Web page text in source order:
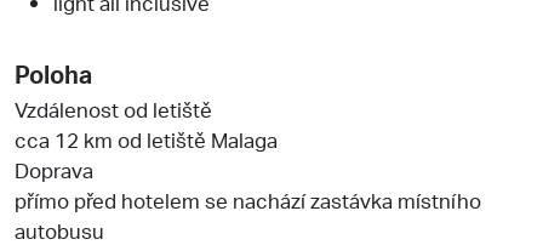
Poloha
Vzdálenost od letiště
cca 12 km od letiště Malaga
Doprava
přímo před hotelem se nachází zastávka místního
autobusu